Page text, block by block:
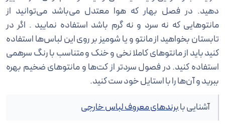
دهید. در فصل بهار که هوا معتدل می‌باشد می‌توانید از
مانتو‌هایی که نه سرد و نه گرم باشد استفاده نمایید . اگر در
تابستان بخواهید از مانتو و یا شومیز بر روی این لباس‌ها استفاده
کنید باید از مانتو‌های کاملا نخی و خنک و متناسب با رنگ سرهمی
استفاده کنید. در فصول سرد‌‌تر از کت‌ها و مانتو‌‌‌‌‌‌‌های ضخیم بهره
ببرید و آن‌ها را با استایل خود ست کنید.
آشنایی بابرندهای معروف لباس خارجی